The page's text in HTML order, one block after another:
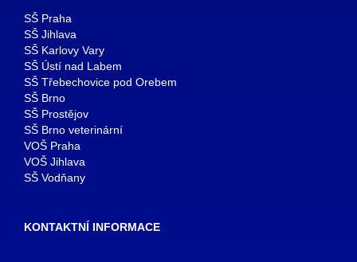
SŠ Praha
SŠ Jihlava
SŠ Karlovy Vary
SŠ Ústí nad Labem
SŠ Třebechovice pod Orebem
SŠ Brno
SŠ Prostějov
SŠ Brno veterinární
VOŠ Praha
VOŠ Jihlava
SŠ Vodňany
KONTAKTNÍ INFORMACE